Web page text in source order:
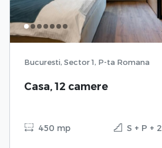
Bucuresti, Sector 1, P-ta Romana
Casa, 12 camere
450 mp S + P + 2